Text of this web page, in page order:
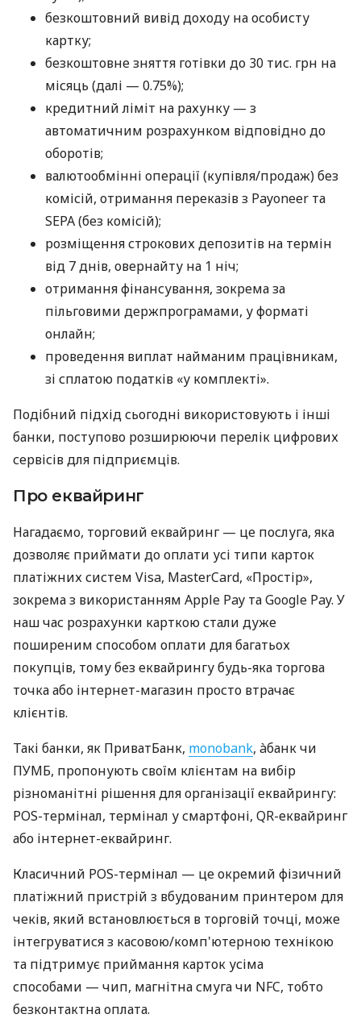
безкоштовний вивід доходу на особисту
картку;
безкоштовне зняття готівки до 30 тис. грн на
місяць (далі — 0.75%);
кредитний ліміт на рахунку — з
автоматичним розрахунком відповідно до
оборотів;
валютообмінні операції (купівля/продаж) без
комісій, отримання переказів з Payoneer та
SEPA (без комісій);
розміщення строкових депозитів на термін
від 7 днів, овернайту на 1 ніч;
отримання фінансування, зокрема за
пільговими держпрограмами, у форматі
онлайн;
проведення виплат найманим працівникам,
зі сплатою податків «у комплекті».
Подібний підхід сьогодні використовують і інші
банки, поступово розширюючи перелік цифрових
сервісів для підприємців.
Про еквайринг
Нагадаємо, торговий еквайринг — це послуга, яка
дозволяє приймати до оплати усі типи карток
платіжних систем Visa, MasterCard, «Простір»,
зокрема з використанням Apple Pay та Google Pay. У
наш час розрахунки карткою стали дуже
поширеним способом оплати для багатьох
покупців, тому без еквайрингу будь-яка торгова
точка або інтернет-магазин просто втрачає
клієнтів.
Такі банки, як ПриватБанк, monobank, àбанк чи
ПУМБ, пропонують своїм клієнтам на вибір
різноманітні рішення для організації еквайрингу:
POS-термінал, термінал у смартфоні, QR-еквайринг
або інтернет-еквайринг.
Класичний POS-термінал — це окремий фізичний
платіжний пристрій з вбудованим принтером для
чеків, який встановлюється в торговій точці, може
інтегруватися з касовою/комп'ютерною технікою
та підтримує приймання карток усіма
способами — чип, магнітна смуга чи NFC, тобто
безконтактна оплата.